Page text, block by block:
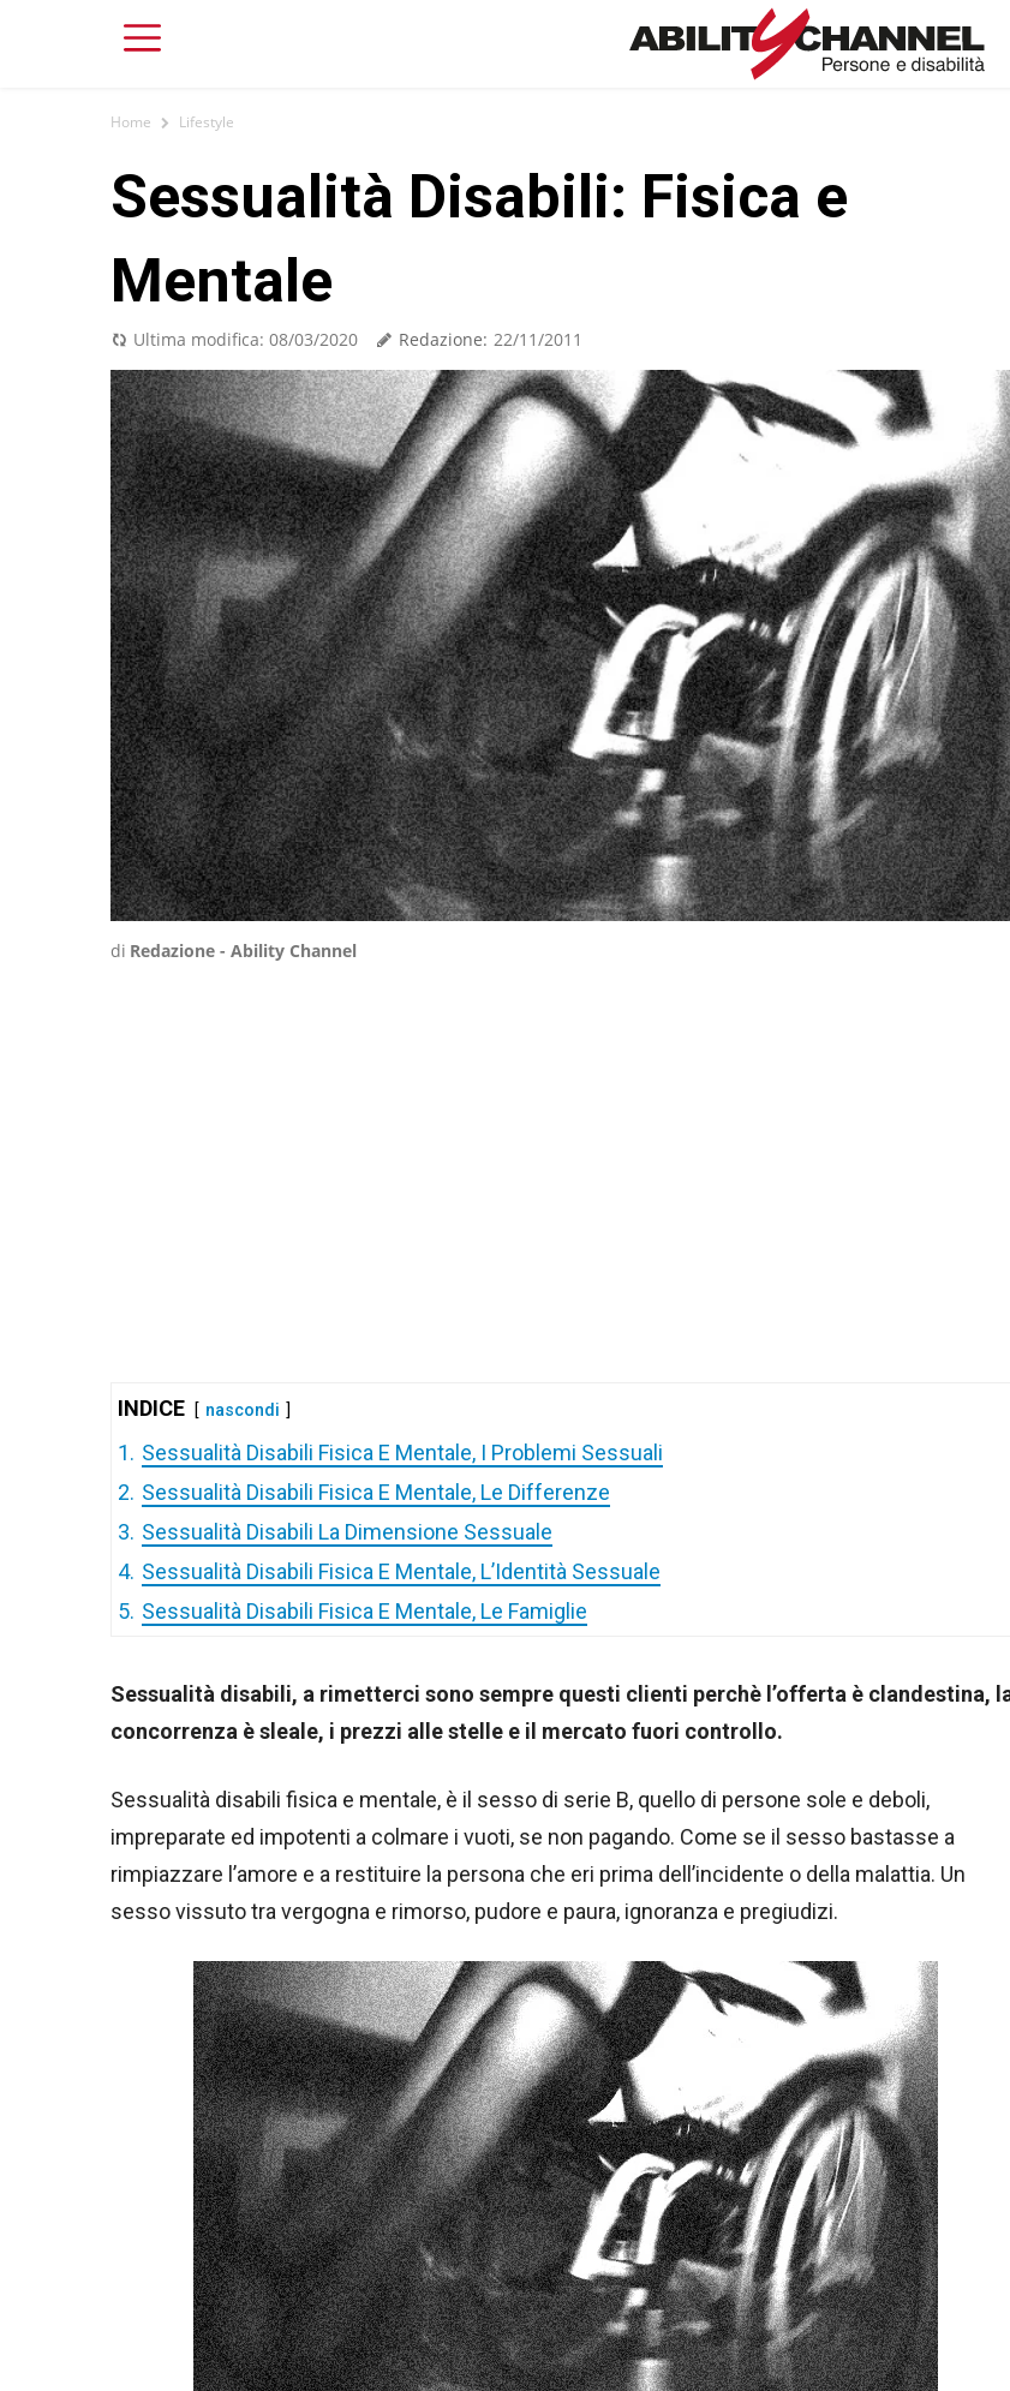
Home Lifestyle
Sessualità Disabili: Fisica e
Mentale
Ultima modifica: 08/03/2020 Redazione: 22/11/2011
di Redazione - Ability Channel
INDICE nascondi
1. Sessualità Disabili Fisica E Mentale, I Problemi Sessuali
2. Sessualità Disabili Fisica E Mentale, Le Differenze
3. Sessualità Disabili La Dimensione Sessuale
4. Sessualità Disabili Fisica E Mentale, L’Identità Sessuale
5. Sessualità Disabili Fisica E Mentale, Le Famiglie
Sessualità disabili, a rimetterci sono sempre questi clienti perchè l’offerta è clandestina,
concorrenza è sleale, i prezzi alle stelle e il mercato fuori controllo.
Sessualità disabili fisica e mentale, è il sesso di serie B, quello di persone sole e deboli,
impreparate ed impotenti a colmare i vuoti, se non pagando. Come se il sesso bastasse a
rimpiazzare l’amore e a restituire la persona che eri prima dell’incidente o della malattia. Un
sesso vissuto tra vergogna e rimorso, pudore e paura, ignoranza e pregiudizi.